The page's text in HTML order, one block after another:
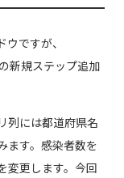
ですが、
新規ステップ追加
列には都道府県名
ます。感染者数を
変更します。今回